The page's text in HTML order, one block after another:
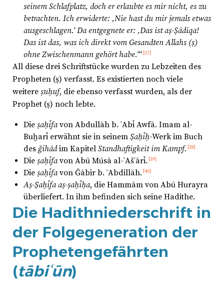
seinem Schlafplatz, doch er erlaubte es mir nicht, es zu
betrachten. Ich erwiderte: ‚Nie hast du mir jemals etwas
ausgeschlagen.‘ Da entgegnete er: ‚Das ist aṣ-Ṣādiqa!
Das ist das, was ich direkt vom Gesandten Allahs (ṣ)
ohne Zwischenmann gehört habe.‘“ [37]
All diese drei Schriftstücke wurden zu Lebzeiten des
Propheten (ṣ) verfasst. Es existierten noch viele
weitere ṣuḥuf, die ebenso verfasst wurden, als der
Prophet (ṣ) noch lebte.
Die ṣaḥīfavon Abdullāh b. ʾAbī Awfā. Imam al-
Buḫarī erwähnt sie in seinem Ṣaḥīḥ-Werk im Buch
des ǧihādim Kapitel Standhaftigkeit im Kampf. [38]
Die ṣaḥīfavon Abū Mūsā al-ʾAšʿārī. [39]
Die ṣaḥīfavon Ǧābir b. ʿAbdillāh. [40]
Aṣ-Ṣaḥīfa aṣ-ṣaḥīḥa, die Hammām von Abū Hurayra
überliefert. In ihm befinden sich seine Hadithe.
Die Hadithniederschrift in
der Folgegeneration der
Prophetengefährten
(tābiʿūn)